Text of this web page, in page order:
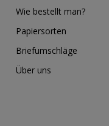
Wie bestellt man?
Papiersorten
Briefumschläge
Über uns